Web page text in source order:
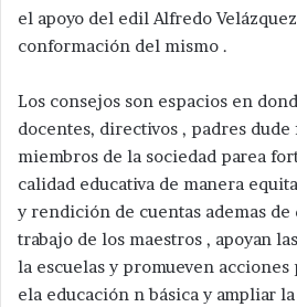
el apoyo del edil Alfredo
conformación del mismo .
Los consejos son espacios en
docentes, directivos , padres
miembros de la sociedad parea
calidad educativa de manera
y rendición de cuentas ademas
trabajo de los maestros , apoyan
la escuelas y promueven acciones
ela educación n básica y ampliar